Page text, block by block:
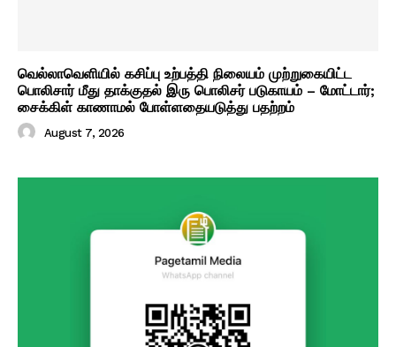
வெல்லாவெளியில் கசிப்பு உற்பத்தி நிலையம் முற்றுகையிட்ட
பொலிசார் மீது தாக்குதல் இரு பொலிசர் படுகாயம் – மோட்டார்;
சைக்கிள் காணாமல் போள்ளதையடுத்து பதற்றம்
August 7, 2026